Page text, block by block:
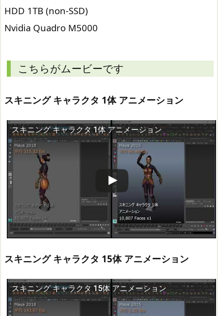
HDD 1TB (non-SSD)
Nvidia Quadro M5000
こちらがムービーです
スキニング キャラクタ 1体 アニメーション
スキニング キャラクタ 1体 アニメーション
この動画を YouTube で視聴
スキニング キャラクタ 15体 アニメーション
スキニング キャラクタ 15体 アニメーション
この動画を YouTube で視聴